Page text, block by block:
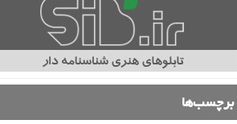
برچسب‌ها